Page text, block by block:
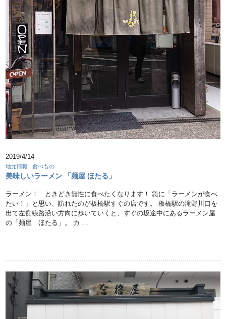
2019/4/14
地元情報 |食べもの
美味しいラーメン 「麺屋 ほたる」
ラーメン！ ときどき無性に食べたくなります！ 急に「ラーメンが食べ
たい！」と思い、訪れたのが板橋駅すぐの店です。 板橋駅の滝野川口を
出て左側線路沿い方向に歩いていくと、すぐの坂途中にあるラーメン屋
の「麺屋 ほたる」。 カ …